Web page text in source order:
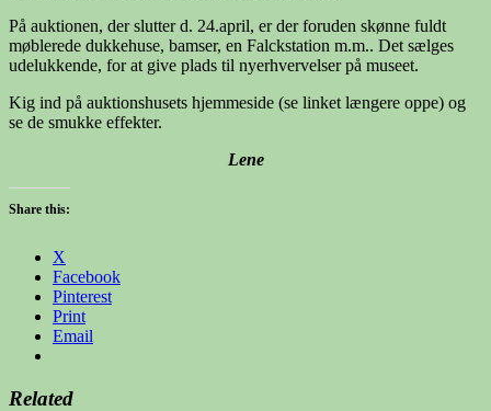
På auktionen, der slutter d. 24.april, er der foruden skønne fuldt
møblerede dukkehuse, bamser, en Falckstation m.m.. Det sælges
udelukkende, for at give plads til nyerhvervelser på museet.
Kig ind på auktionshusets hjemmeside (se linket længere oppe) og
se de smukke effekter.
Lene
Share this:
X
Facebook
Pinterest
Print
Email
Related